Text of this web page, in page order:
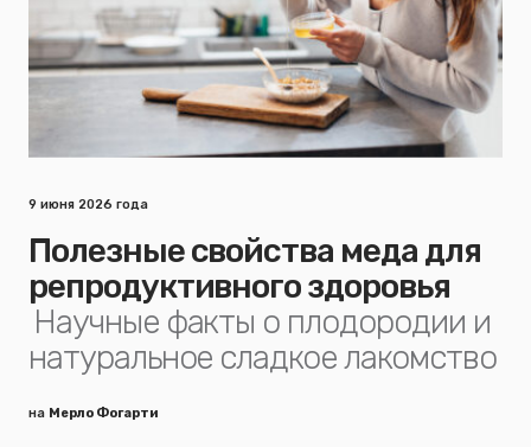
9 июня 2026 года
Полезные свойства меда для
репродуктивного здоровья
Научные факты о плодородии и
натуральное сладкое лакомство
на Мерло Фогарти